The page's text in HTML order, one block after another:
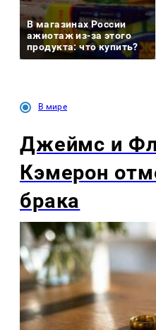
В магазинах России
ажиотаж из-за этого
продукта: что купить?
В мире
Джеймс и
Кэмерон
брака